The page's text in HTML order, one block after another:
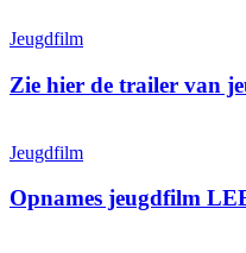
hier
trailer
van
LEEUWIN!
Jeugdfilm
Zie hier de trailer van
jeugdfilm
deze
week
Jeugdfilm
Opnames jeugdfilm